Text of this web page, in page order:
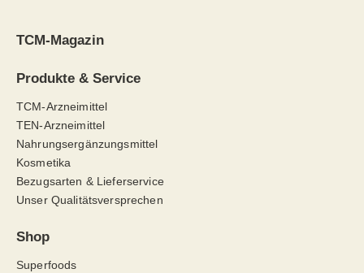
TCM-Magazin
Produkte & Service
TCM-Arzneimittel
TEN-Arzneimittel
Nahrungsergänzungsmittel
Kosmetika
Bezugsarten & Lieferservice
Unser Qualitätsversprechen
Shop
Superfoods